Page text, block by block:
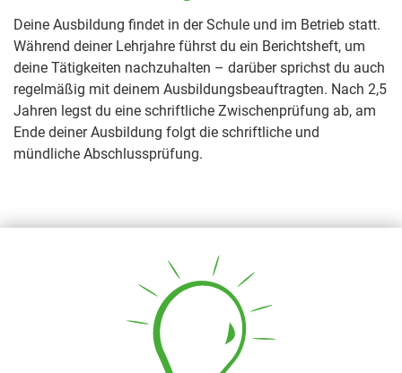
Deine Ausbildung findet in der Schule und im Betrieb statt.
Während deiner Lehrjahre führst du ein Berichtsheft, um
deine Tätigkeiten nachzuhalten – darüber sprichst du auch
regelmäßig mit deinem Ausbildungsbeauftragten. Nach 2,5
Jahren legst du eine schriftliche Zwischenprüfung ab, am
Ende deiner Ausbildung folgt die schriftliche und
mündliche Abschlussprüfung.